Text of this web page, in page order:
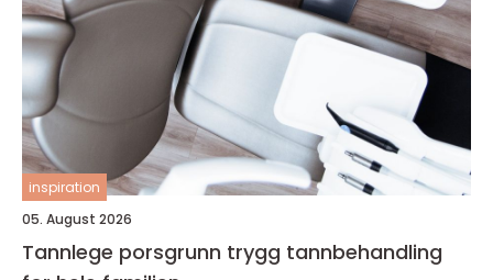
inspiration
05. August 2026
Tannlege porsgrunn trygg tannbehandling